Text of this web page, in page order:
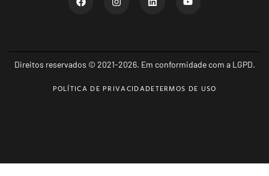
Direitos reservados © 2021-2026. Em conformidade com a LGPD.
POLÍTICA DE PRIVACIDADETERMOS DE USO